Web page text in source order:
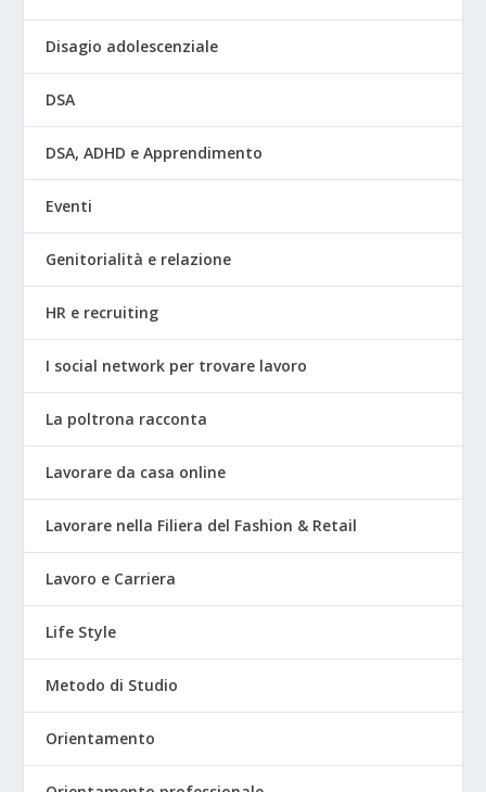
Disagio adolescenziale
DSA
DSA, ADHD e Apprendimento
Eventi
Genitorialità e relazione
HR e recruiting
I social network per trovare lavoro
La poltrona racconta
Lavorare da casa online
Lavorare nella Filiera del Fashion & Retail
Lavoro e Carriera
Life Style
Metodo di Studio
Orientamento